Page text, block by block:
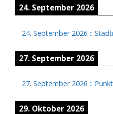
24. September 2026
24. September 2026 ::
27. September 2026
27. September 2026 ::
29. Oktober 2026